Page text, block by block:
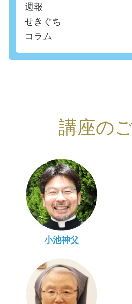
週報
せきぐち
コラム
講座の
小池神父